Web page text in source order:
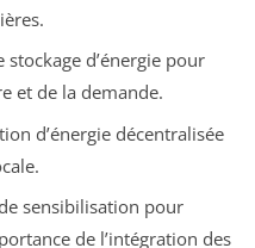
d’énergie pour
et de la demande.
d’énergie décentralisée
sensibilisation pour
de l’intégration des